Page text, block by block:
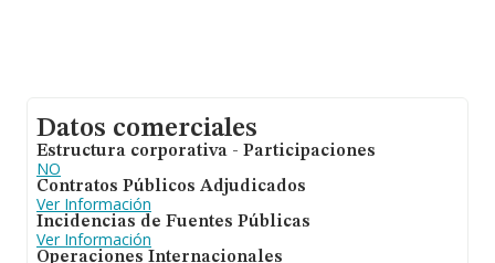
Datos comerciales
Estructura corporativa - Participaciones
NO
Contratos Públicos Adjudicados
Ver Información
Incidencias de Fuentes Públicas
Ver Información
Operaciones Internacionales